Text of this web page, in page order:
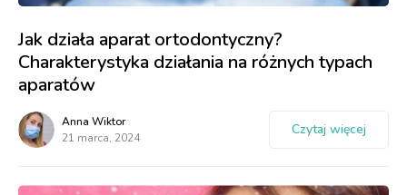
Jak działa aparat ortodontyczny?
Charakterystyka działania na różnych typach
aparatów
Anna Wiktor
21 marca, 2024
Czytaj więcej